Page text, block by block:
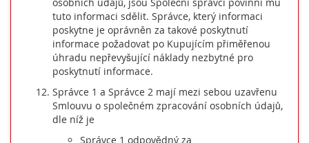
osobních údajů, jsou Společní správci povinni mu
tuto informaci sdělit. Správce, který informaci
poskytne je oprávněn za takové poskytnutí
informace požadovat po Kupujícím přiměřenou
úhradu nepřevyšující náklady nezbytné pro
poskytnutí informace.
Správce 1 a Správce 2 mají mezi sebou uzavřenu
Smlouvu o společném zpracování osobních údajů,
dle níž je
Správce 1 odpovědný za